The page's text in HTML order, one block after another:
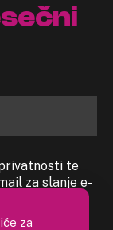
te
za slanje e-
za